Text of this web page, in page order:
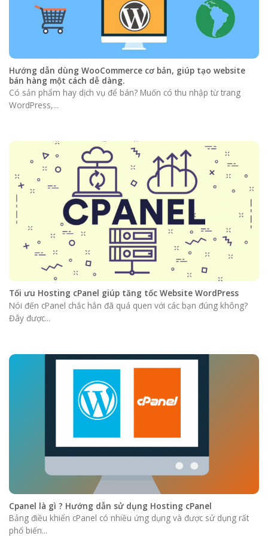
Hướng dẫn dùng WooCommerce cơ bản, giúp tạo website
bán hàng một cách dễ dàng.
Có sản phẩm hay dịch vụ để bán? Muốn có thu nhập từ trang
WordPress,...
Tối ưu Hosting cPanel giúp tăng tốc Website WordPress
Nói đến cPanel chắc hẳn đã quá quen với các bạn đúng không?
Đây được...
Cpanel là gì ? Hướng dẫn sử dụng Hosting cPanel
Bảng điều khiển cPanel có nhiều ứng dụng và được sử dụng rất
phổ biến...